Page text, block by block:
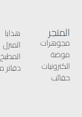
المتجر
مجوهرات
موضة
الكترونيات
حقائب
هدايا
المنزل
المطبخ
دفاتر